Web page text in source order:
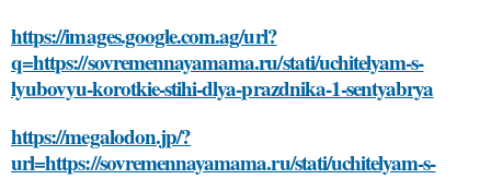
https://images.google.com.ag/url?
q=https://sovremennayamama.ru/stati/uchitelyam-s-
lyubovyu-korotkie-stihi-dlya-prazdnika-1-sentyabrya
https://megalodon.jp/?
url=https://sovremennayamama.ru/stati/uchitelyam-s-